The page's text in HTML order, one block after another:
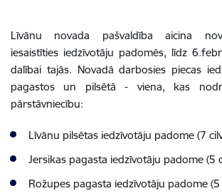
Līvānu novada pašvaldība aicina
iesaistīties iedzīvotāju padomēs, līdz
dalībai tajās. Novadā darbosies piecas
pagastos un pilsētā - viena, kas
pārstāvniecību:
Līvānu pilsētas iedzīvotāju padome (7
Jersikas pagasta iedzīvotāju padome (5
Rožupes pagasta iedzīvotāju padome (5